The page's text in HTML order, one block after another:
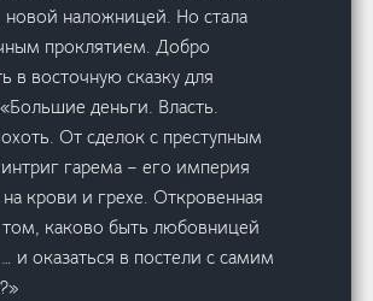
наложницей. Но стала
проклятием. Добро
в восточную сказку для
деньги. Власть.
От сделок с преступным
гарема – его империя
на крови и грехе. Откровенная
каково быть любовницей
и оказаться в постели с самим